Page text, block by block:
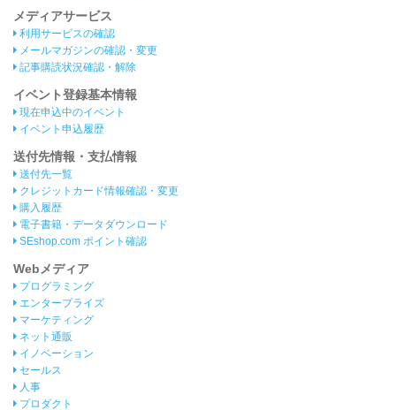
メディアサービス
利用サービスの確認
メールマガジンの確認・変更
記事購読状況確認・解除
イベント登録基本情報
現在申込中のイベント
イベント申込履歴
送付先情報・支払情報
送付先一覧
クレジットカード情報確認・変更
購入履歴
電子書籍・データダウンロード
SEshop.com ポイント確認
Webメディア
プログラミング
エンタープライズ
マーケティング
ネット通販
イノベーション
セールス
人事
プロダクト